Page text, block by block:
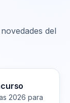
del
2026 para